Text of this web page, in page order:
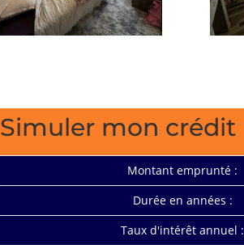
Simuler mon crédit
Montant emprunté :
Durée en années :
Taux d'intérêt annuel :